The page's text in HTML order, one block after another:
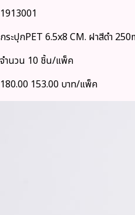
1913001
กระปุกPET 6.5x8 CM. ฝาสีดำ
จำนวน 10 ชิ้น/แพ็ค
180.00 153.00 บาท/แพ็ค